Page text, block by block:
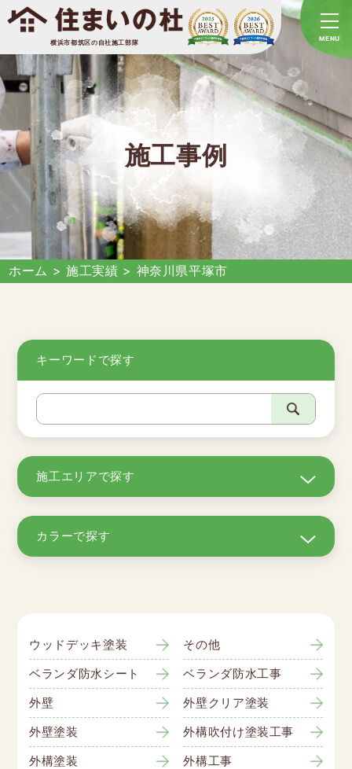
横浜市都筑区の自社施工部隊
施工事例
ホーム >施工実績 > 神奈川県平塚市
キーワードで探す
施工エリアで探す
カラーで探す
ウッドデッキ塗装
その他
ベランダ防水シート
ベランダ防水工事
外壁
外壁クリア塗装
外壁塗装
外構吹付け塗装工事
外構塗装
外構工事